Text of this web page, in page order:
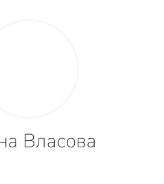
Власова